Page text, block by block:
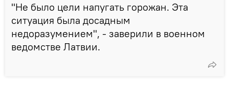
"Не было цели напугать горожан. Эта
ситуация была досадным
недоразумением", - заверили в военном
ведомстве Латвии.